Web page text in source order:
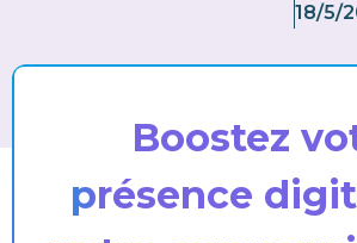
18/5/
Boostez
présence